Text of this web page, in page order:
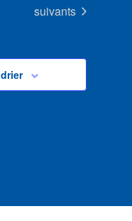
Évènements
suivants